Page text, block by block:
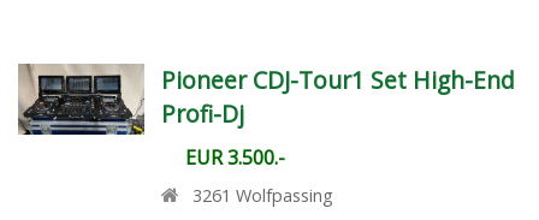
Pioneer CDJ-Tour1 Set High-End
Profi-Dj
EUR 3.500.-
3261 Wolfpassing